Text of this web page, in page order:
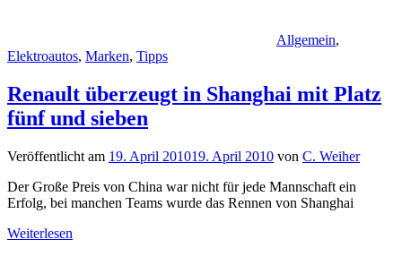
Allgemein,
Elektroautos, Marken, Tipps
Renault überzeugt in Shanghai mit Platz
fünf und sieben
Veröffentlicht am 19. April 201019. April 2010 von C. Weiher
Der Große Preis von China war nicht für jede Mannschaft ein
Erfolg, bei manchen Teams wurde das Rennen von Shanghai
Weiterlesen